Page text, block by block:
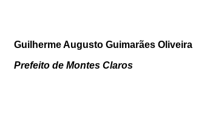
Guilherme Augusto Guimarães Oliveira
Prefeito de Montes Claros